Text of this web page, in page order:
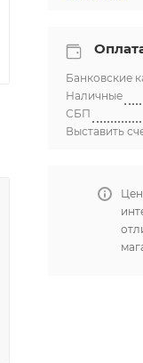
Банковские
Наличные
СБП
Выставить